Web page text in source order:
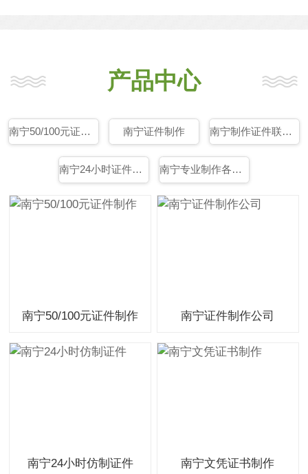
产品中心
南宁50/100元证件制作 南宁证件制作 南宁制作证件联系方式
南宁24小时证件制作 南宁专业制作各种证件
南宁50/100元证件制作 南宁证件制作公司
南宁24小时仿制证件 南宁文凭证书制作